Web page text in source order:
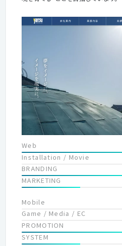
会を創出し、日本におけるクリエイ
と、それに伴うクリエイティブ市場
Web
Installation / Movie
BRANDING
MARKETING
Mobile
Game / Media / EC
PROMOTION
SYSTEM